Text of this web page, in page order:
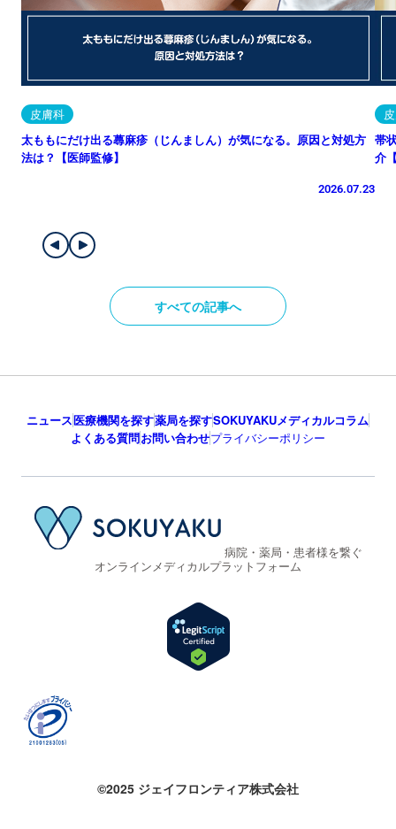
皮膚科
太ももにだけ出る蕁麻疹（じんましん）が気になる。原因と対処方
法は？【医師監修】
2026.07.23
帯
介
すべての記事へ
ニュース医療機関を探す薬局を探すSOKUYAKUメディカルコラム
よくある質問お問い合わせプライバシーポリシー
病院・薬局・患者様を繋ぐ
オンラインメディカルプラットフォーム
©2025 ジェイフロンティア株式会社